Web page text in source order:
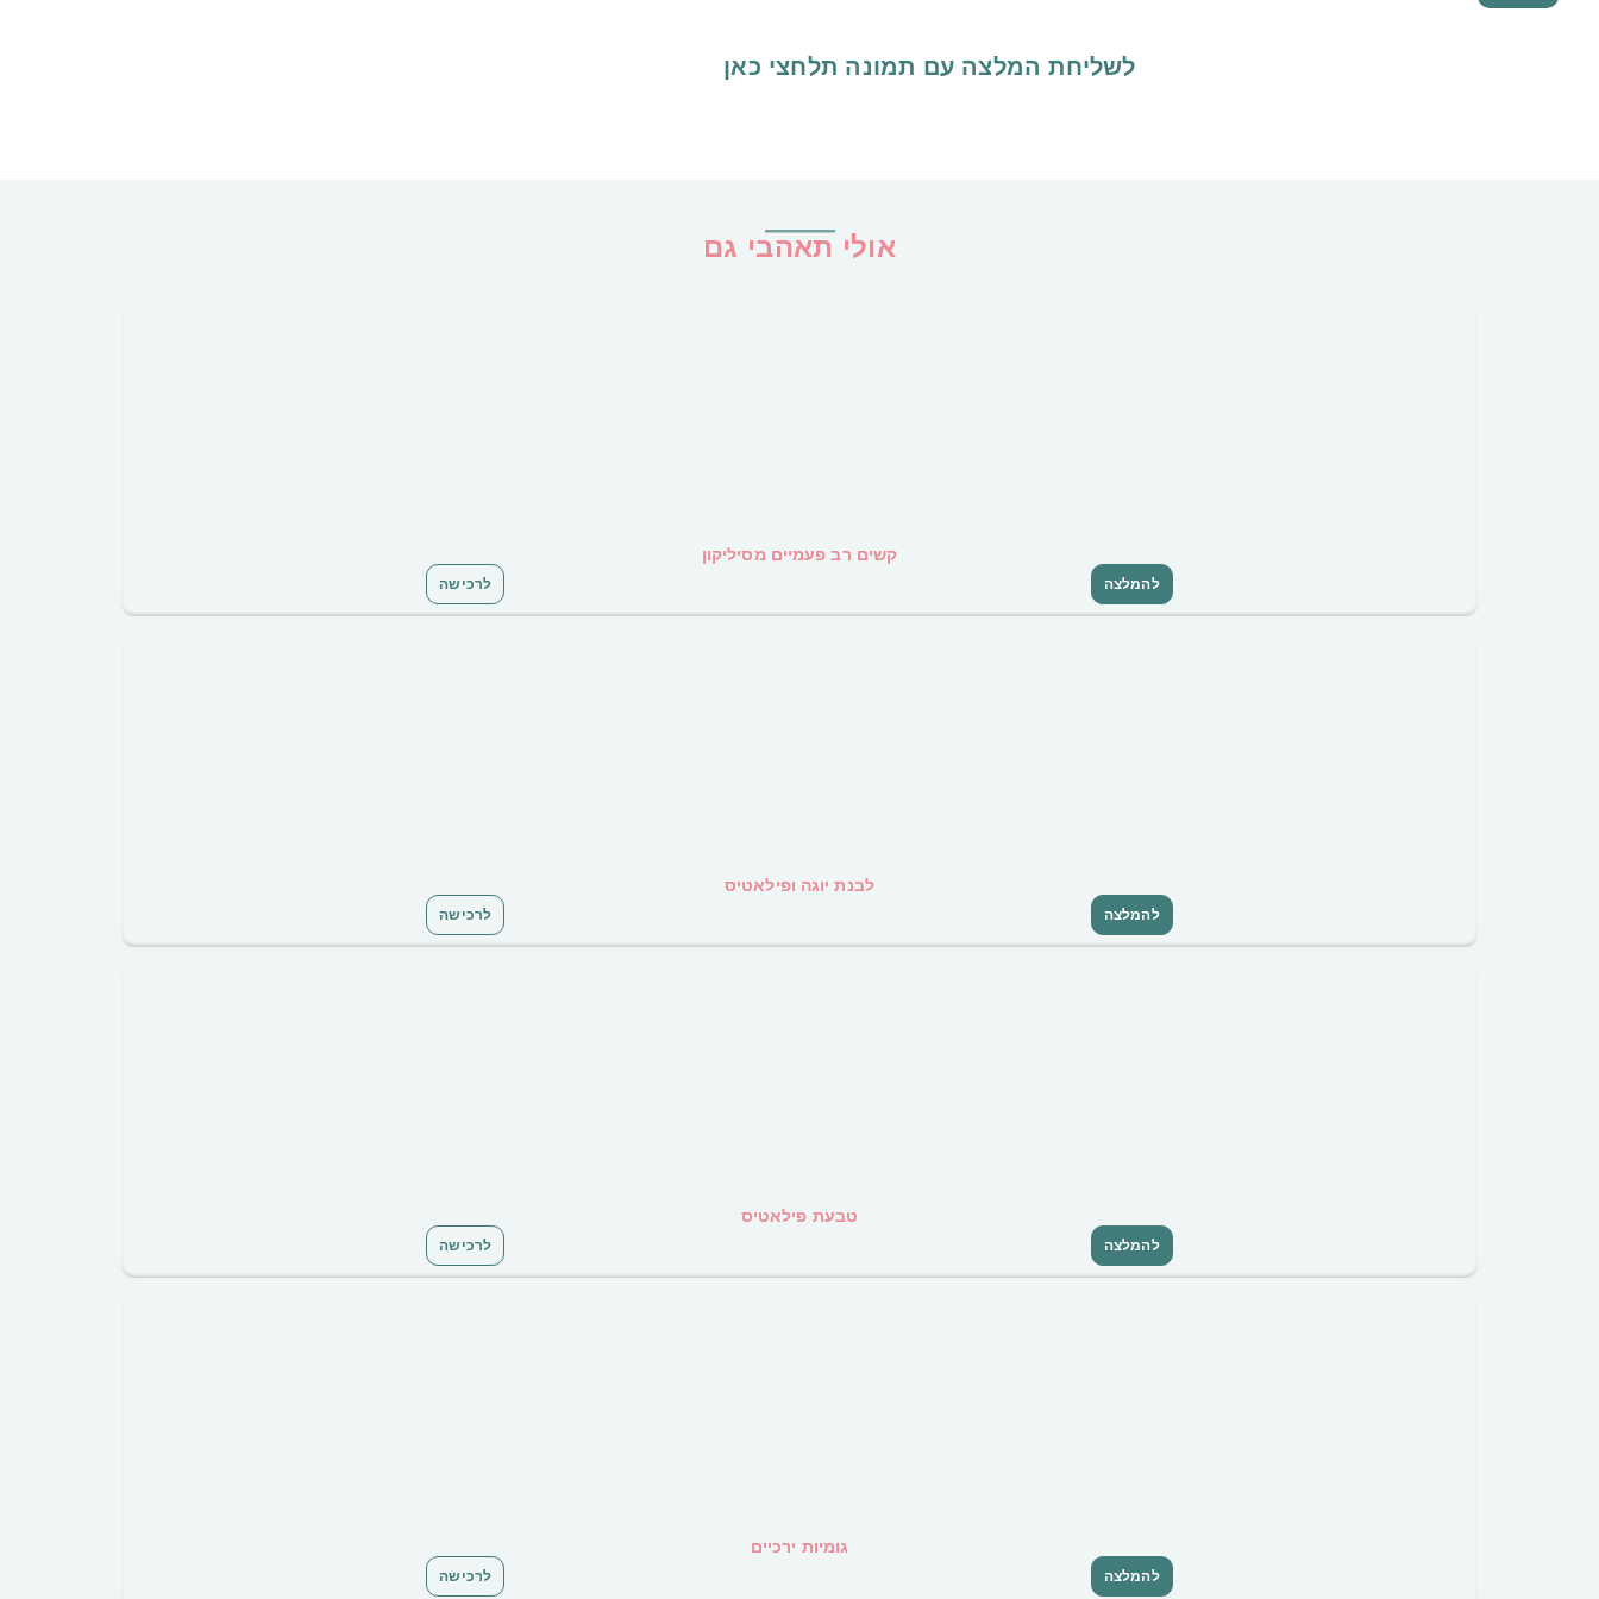
לשליחת המלצה עם תמונה תלחצי כאן
אולי תאהבי גם
קשים רב פעמיים מסיליקון
להמלצה לרכישה
לבנת יוגה ופילאטיס
להמלצה לרכישה
טבעת פילאטיס
להמלצה לרכישה
גומיות ירכיים
להמלצה לרכישה